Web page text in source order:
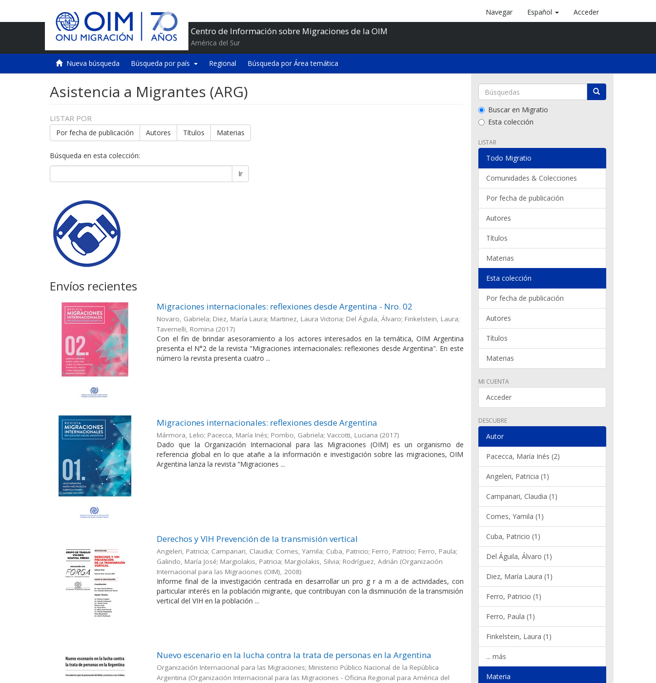
Centro de Información sobre Migraciones de la OIM
América del Sur
Navegar Español Acceder
Nueva búsqueda Búsqueda por país Regional Búsqueda por Área temática
Asistencia a Migrantes (ARG)
LISTAR POR
Por fecha de publicación Autores Títulos Materias
Búsqueda en esta colección:
Ir
Envíos recientes
Migraciones internacionales: reflexiones desde Argentina - Nro. 02
Novaro, Gabriela; Diez, María Laura; Martinez, Laura Victoria; Del Águila, Álvaro; Finkelstein, Laura;
Tavernelli, Romina (2017)
Con el fin de brindar asesoramiento a los actores interesados en la temática, OIM Argentina
presenta el N°2 de la revista "Migraciones internacionales: reflexiones desde Argentina". En este
número la revista presenta cuatro ...
Migraciones internacionales: reflexiones desde Argentina
Mármora, Lelio; Pacecca, María Inés; Pombo, Gabriela; Vaccotti, Luciana (2017)
Dado que la Organización Internacional para las Migraciones (OIM) es un organismo de
referencia global en lo que atañe a la información e investigación sobre las migraciones, OIM
Argentina lanza la revista “Migraciones ...
Derechos y VIH Prevención de la transmisión vertical
Angeleri, Patricia; Campanari, Claudia; Comes, Yamila; Cuba, Patricio; Ferro, Patricio; Ferro, Paula;
Galindo, María José; Margiolakis, Patricia; Margiolakis, Silvia; Rodríguez, Adrián (Organización
Internacional para las Migraciones (OIM), 2008)
Informe final de la investigación centrada en desarrollar un pro g r a m a de actividades, con
particular interés en la población migrante, que contribuyan con la disminución de la transmisión
vertical del VIH en la población ...
Nuevo escenario en la lucha contra la trata de personas en la Argentina
Organización Internacional para las Migraciones; Ministerio Público Nacional de la República
Argentina (Organización Internacional para las Migraciones - Oficina Regional para América del
Buscar en Migratio
Esta colección
LISTAR
Todo Migratio
Comunidades & Colecciones
Por fecha de publicación
Autores
Títulos
Materias
Esta colección
Por fecha de publicación
Autores
Títulos
Materias
MI CUENTA
Acceder
DESCUBRE
Autor
Pacecca, María Inés (2)
Angeleri, Patricia (1)
Campanari, Claudia (1)
Comes, Yamila (1)
Cuba, Patricio (1)
Del Águila, Álvaro (1)
Diez, María Laura (1)
Ferro, Patricio (1)
Ferro, Paula (1)
Finkelstein, Laura (1)
... más
Materia